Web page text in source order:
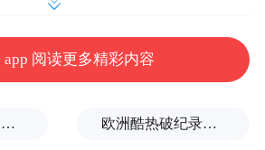
app 阅读更多精彩内容
太恐怖，下架了，家长又玻璃心了？ 欧洲酷热破纪录！德国近1.2万人因高温丧生